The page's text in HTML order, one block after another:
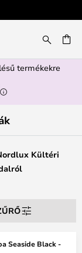
termékekre
Kültéri
Seaside Black -